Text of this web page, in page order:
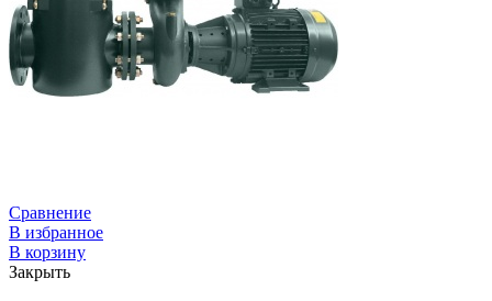
Сравнение
В избранное
В корзину
Закрыть